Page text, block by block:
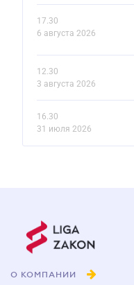
17.30
6 августа 2026
12.30
3 августа 2026
16.30
31 июля 2026
О КОМПАНИИ